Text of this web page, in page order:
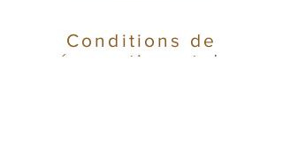
Conditions de
réservation et de